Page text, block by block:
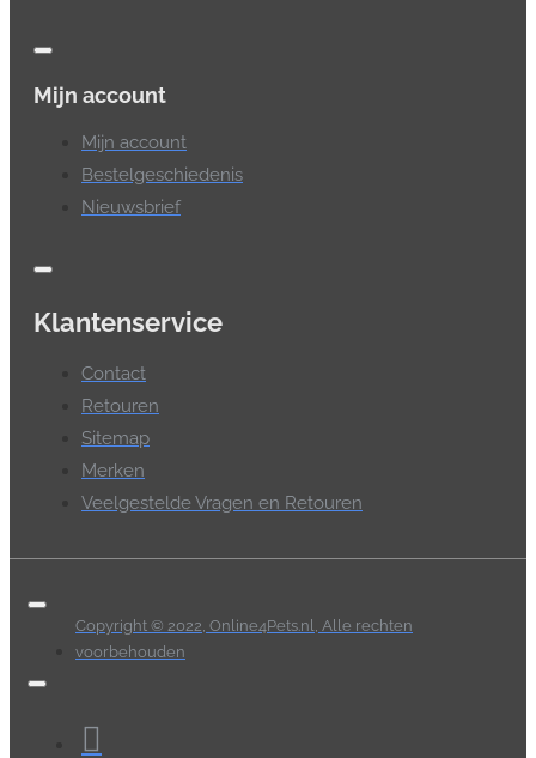
Mijn account
Mijn account
Bestelgeschiedenis
Nieuwsbrief
Klantenservice
Contact
Retouren
Sitemap
Merken
Veelgestelde Vragen en Retouren
Copyright © 2022, Online4Pets.nl, Alle rechten
voorbehouden